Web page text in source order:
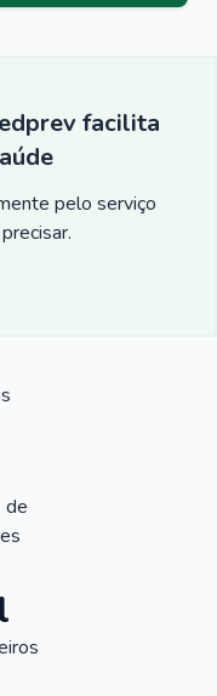
facilita
pelo serviço
de